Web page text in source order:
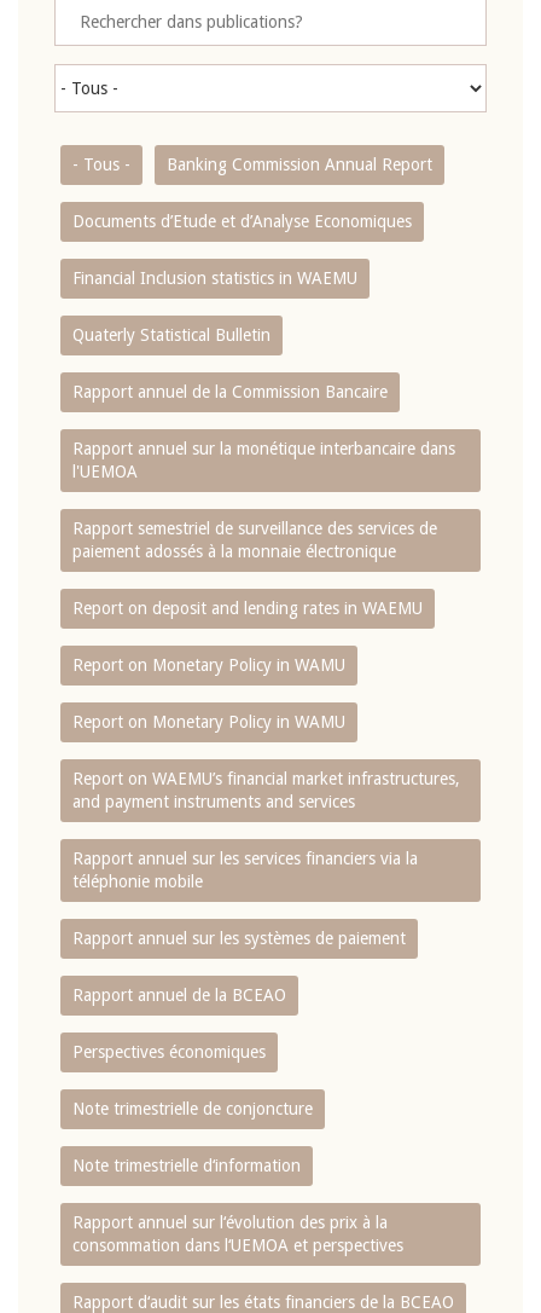
- Tous - Banking Commission Annual Report
Documents d’Etude et d’Analyse Economiques
Financial Inclusion statistics in WAEMU
Quaterly Statistical Bulletin
Rapport annuel de la Commission Bancaire
Rapport annuel sur la monétique interbancaire dans
l'UEMOA
Rapport semestriel de surveillance des services de
paiement adossés à la monnaie électronique
Report on deposit and lending rates in WAEMU
Report on Monetary Policy in WAMU
Report on Monetary Policy in WAMU
Report on WAEMU’s financial market infrastructures,
and payment instruments and services
Rapport annuel sur les services financiers via la
téléphonie mobile
Rapport annuel sur les systèmes de paiement
Rapport annuel de la BCEAO
Perspectives économiques
Note trimestrielle de conjoncture
Note trimestrielle d‘information
Rapport annuel sur l‘évolution des prix à la
consommation dans l‘UEMOA et perspectives
Rapport d‘audit sur les états financiers de la BCEAO